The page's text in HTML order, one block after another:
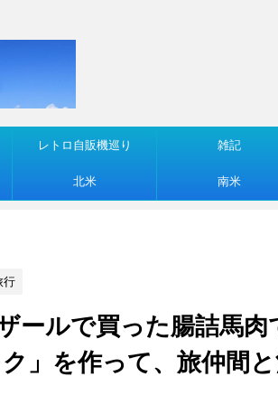
レトロ自販機巡り 雑記
北米 南米
行
ールで買った腸詰馬肉
」を作って、旅仲間